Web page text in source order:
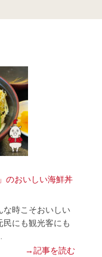
のおいしい海鮮丼
な時こそおいしい
民にも観光客にも
→記事を読む